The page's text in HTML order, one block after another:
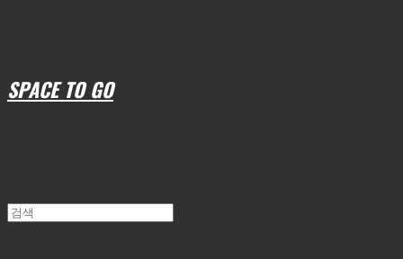
SPACE TO GO